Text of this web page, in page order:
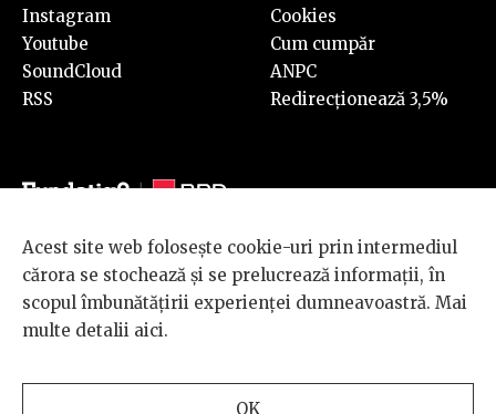
Instagram
Youtube
SoundCloud
RSS
Cookies
Cum cumpăr
ANPC
Redirecționează 3,5%
© 2026 BRD Groupe Société Générale, toate drepturile rezervate.
Scena 9 este un proiect sustinut de
BRD GROUPE SOCIÉTÉ
GÉNÉRALE
Acest site web folosește cookie-uri prin intermediul
cărora se stochează și se prelucrează informații, în
scopul îmbunătățirii experienței dumneavoastră. Mai
multe detalii aici.
OK